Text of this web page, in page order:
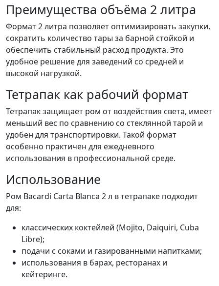
Преимущества объёма 2 литра
Формат 2 литра позволяет оптимизировать закупки,
сократить количество тары за барной стойкой и
обеспечить стабильный расход продукта. Это
удобное решение для заведений со средней и
высокой нагрузкой.
Тетрапак как рабочий формат
Тетрапак защищает ром от воздействия света, имеет
меньший вес по сравнению со стеклянной тарой и
удобен для транспортировки. Такой формат
особенно практичен для ежедневного
использования в профессиональной среде.
Использование
Ром Bacardi Carta Blanca 2 л в тетрапаке подходит
для:
классических коктейлей (Mojito, Daiquiri, Cuba
Libre);
подачи с соками и газированными напитками;
использования в барах, ресторанах и
кейтеринге.